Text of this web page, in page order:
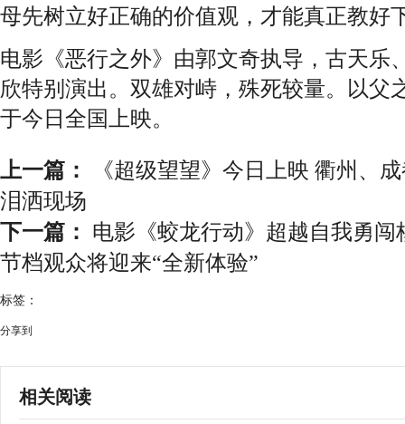
母先树立好正确的价值观，才能真正教好
电影《恶行之外》由郭文奇执导，古天乐
欣特别演出。双雄对峙，殊死较量。以父
于今日全国上映。
上一篇：
《超级望望》今日上映 衢州、
泪洒现场
下一篇： 电影《蛟龙行动》超越自我勇
节档观众将迎来“全新体验”
标签：
分享到
相关阅读